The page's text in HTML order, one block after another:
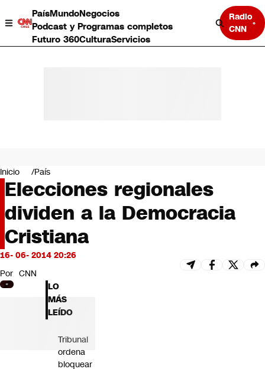
PaísMundoNegocios
Podcast y Programas completos
Futuro 360CulturaServicios
Radio
CNN
Negocios
Deportes
Programas completos
Cultura
Servicios
Bits
CNN tiempo
Futuro 360
Opinión
Inicio País
Elecciones regionales
dividen a la Democracia
Cristiana
16- 06- 2014 20:26
Por CNN
LO
MÁS
LEÍDO
Tribunal
ordena
bloquear